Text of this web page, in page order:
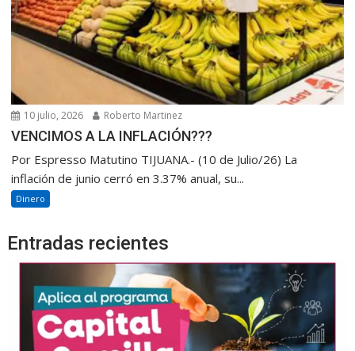
10 julio, 2026 Roberto Martinez
VENCIMOS A LA INFLACIÓN???
Por Espresso Matutino TIJUANA.- (10 de Julio/26) La
inflación de junio cerró en 3.37% anual, su...
Dinero
Entradas recientes